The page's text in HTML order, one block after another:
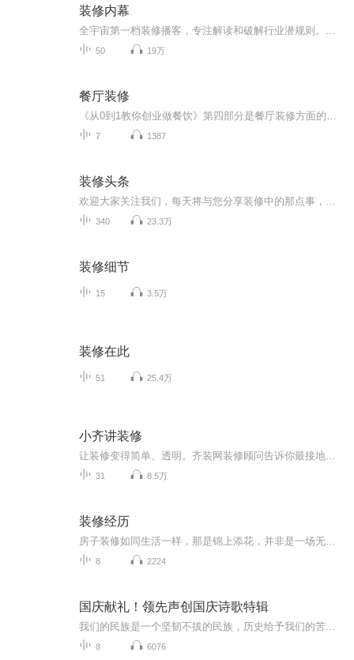
装修内幕
50 19万
餐厅装修
7 1387
装修头条
340 23.3万
装修细节
15 3.5万
装修在此
51 25.4万
小齐讲装修
31 8.5万
装修经历
8 2224
国庆献礼！领先声创国庆诗歌特辑
8 6076